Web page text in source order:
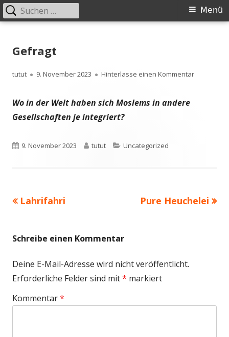
zum
Primäres
Menü
Suchen
nach:
Gefragt
Autor
tutut
Veröffentlicht
9. November 2023 Hinterlasse einen Kommentarzu Gefragt
Wo in der Welt haben sich Moslems in andere
Gesellschaften je integriert?
Veröffentlicht
9. November 2023 Autor
tutut Kategorien
Uncategorized
Beitragsnavigation
Vorheriger
Lahrifahri
Nächster
Pure Heuchelei
Schreibe einen Kommentar
Deine E-Mail-Adresse wird nicht veröffentlicht.
Erforderliche Felder sind mit* markiert
Kommentar*